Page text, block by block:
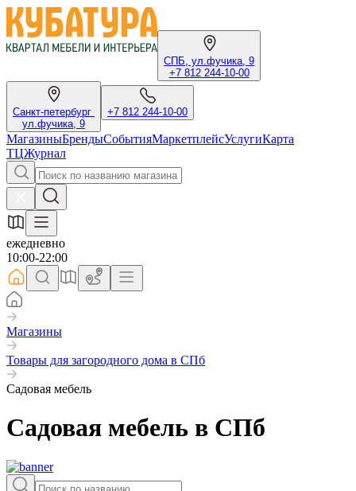
СПБ, ул.фучика, 9
+7 812 244-10-00
Санкт-петербург
ул.фучика, 9
+7 812 244-10-00
МагазиныБрендыСобытияМаркетплейсУслугиКарта
ТЦЖурнал
ежедневно
10:00-22:00
Магазины
Товары для загородного дома в СПб
Садовая мебель
Садовая мебель в СПб